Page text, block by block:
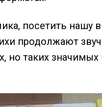
посетить нашу
продолжают
но таких